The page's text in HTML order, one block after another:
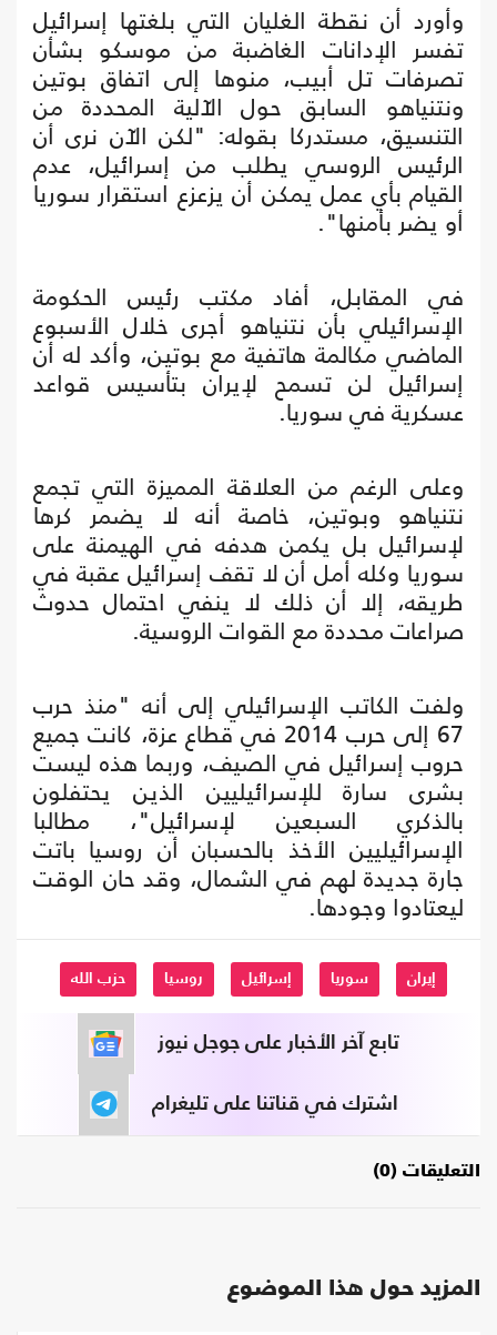
وأورد أن نقطة الغليان التي بلغتها إسرائيل
تفسر الإدانات الغاضبة من موسكو بشأن
تصرفات تل أبيب، منوها إلى اتفاق بوتين
ونتنياهو السابق حول الآلية المحددة من
التنسيق، مستدركا بقوله: "لكن الآن نرى أن
الرئيس الروسي يطلب من إسرائيل، عدم
القيام بأي عمل يمكن أن يزعزع استقرار سوريا
أو يضر بأمنها".
في المقابل، أفاد مكتب رئيس الحكومة
الإسرائيلي بأن نتنياهو أجرى خلال الأسبوع
الماضي مكالمة هاتفية مع بوتين، وأكد له أن
إسرائيل لن تسمح لإيران بتأسيس قواعد
عسكرية في سوريا.
وعلى الرغم من العلاقة المميزة التي تجمع
نتنياهو وبوتين، خاصة أنه لا يضمر كرها
لإسرائيل بل يكمن هدفه في الهيمنة على
سوريا وكله أمل أن لا تقف إسرائيل عقبة في
طريقه، إلا أن ذلك لا ينفي احتمال حدوث
صراعات محددة مع القوات الروسية.
ولفت الكاتب الإسرائيلي إلى أنه "منذ حرب
67 إلى حرب 2014 في قطاع عزة، كانت جميع
حروب إسرائيل في الصيف، وربما هذه ليست
بشرى سارة للإسرائيليين الذين يحتفلون
بالذكري السبعين لإسرائيل"، مطالبا
الإسرائيليين الأخذ بالحسبان أن روسيا باتت
جارة جديدة لهم في الشمال، وقد حان الوقت
ليعتادوا وجودها.
إيران سوريا إسرائيل روسيا حزب الله
تابع آخر الأخبار على جوجل نيوز
اشترك في قناتنا على تليغرام
التعليقات (0)
المزيد حول هذا الموضوع